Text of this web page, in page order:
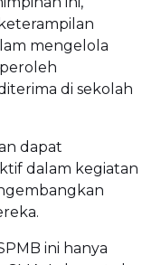
mengelola
di sekolah
dapat
dalam kegiatan
ini hanya